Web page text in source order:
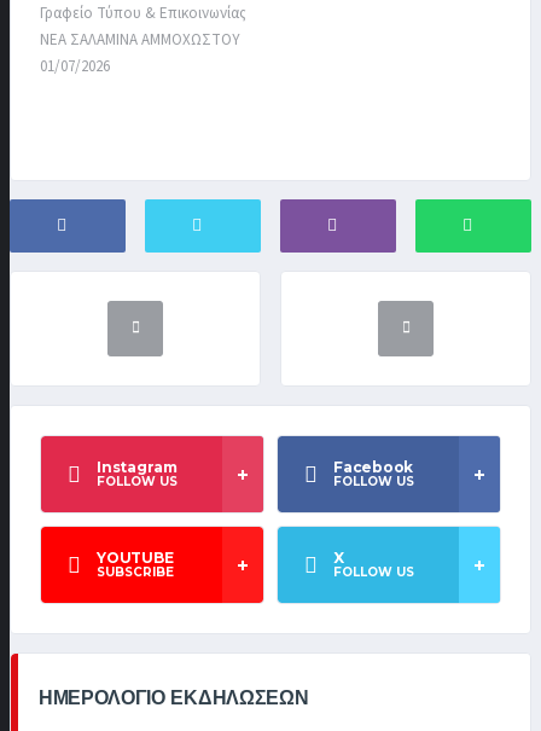
Γραφείο Τύπου & Επικοινωνίας
ΝΕΑ ΣΑΛΑΜΙΝΑ ΑΜΜΟΧΩΣΤΟΥ
01/07/2026
Instagram
FOLLOW US
Facebook
FOLLOW US
YOUTUBE
SUBSCRIBE
X
FOLLOW US
ΗΜΕΡΟΛΟΓΙΟ ΕΚΔΗΛΩΣΕΩΝ